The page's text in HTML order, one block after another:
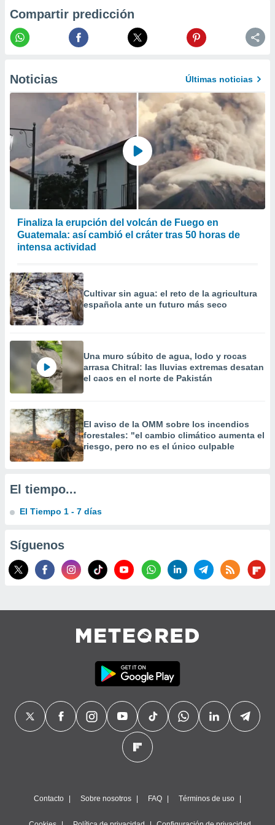
crear un
contenido
de
o a través
de
de
de
uso de
con el
e
mediante
publicidad
publicidad
1199
Compartir predicción
Noticias Últimas noticias
Finaliza la erupción del volcán de Fuego en
Guatemala: así cambió el cráter tras 50 horas de
intensa actividad
Cultivar sin agua: el reto de la agricultura
española ante un futuro más seco
Una muro súbito de agua, lodo y rocas
arrasa Chitral: las lluvias extremas desatan
el caos en el norte de Pakistán
El aviso de la OMM sobre los incendios
forestales: "el cambio climático aumenta el
riesgo, pero no es el único culpable
El tiempo...
El Tiempo 1 - 7 días
Síguenos
Contacto Sobre nosotros FAQ Términos de uso